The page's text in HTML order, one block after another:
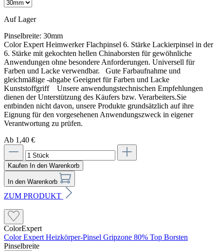
Auf Lager
Pinselbreite: 30mm
Color Expert Heimwerker Flachpinsel 6. Stärke Lackierpinsel in der
6. Stärke mit gekochten hellen Chinaborsten für gewöhnliche
Anwendungen ohne besondere Anforderungen. Universell für
Farben und Lacke verwendbar. Gute Farbaufnahme und
gleichmäßige -abgabe Geeignet für Farben und Lacke
Kunststoffgriff Unsere anwendungstechnischen Empfehlungen
dienen der Unterstützung des Käufers bzw. Verarbeiters.Sie
entbinden nicht davon, unsere Produkte grundsätzlich auf ihre
Eignung für den vorgesehenen Anwendungszweck in eigener
Verantwortung zu prüfen.
Ab 1,40 €
Kaufen In den Warenkorb
In den Warenkorb
ZUM PRODUKT
ColorExpert
Color Expert Heizkörper-Pinsel Gripzone 80% Top Borsten
Pinselbreite